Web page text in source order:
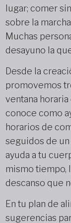
lugar; comer
sobre la
Muchas
desayuno la
Desde la
promovemos
ventana
conoce como
horarios de
seguidos de
ayuda a tu
mismo tiempo,
descanso que
En tu plan de
sugerencias